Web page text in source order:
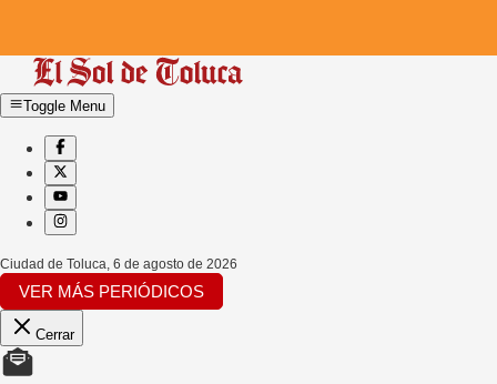
Toggle Menu
Ciudad de Toluca 6 de agosto de 2026
VER MÁS PERIÓDICOS
Cerrar